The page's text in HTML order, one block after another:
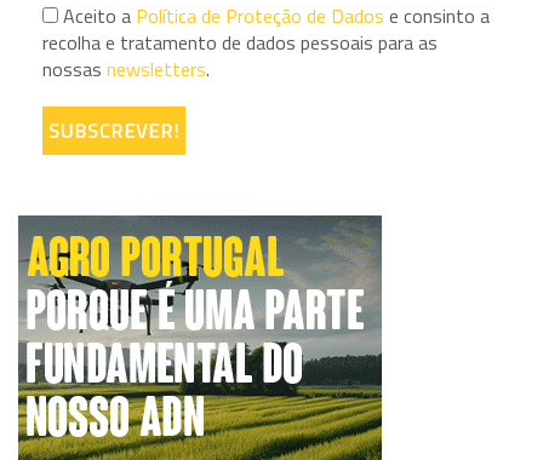
Aceito a Política de Proteção de Dados e consinto a
recolha e tratamento de dados pessoais para as
nossas newsletters.